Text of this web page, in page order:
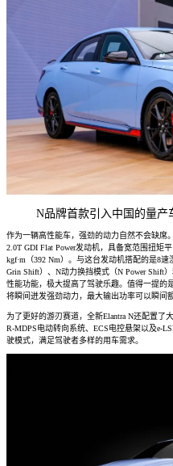
N品牌首款引入中国的量产
作为一辆高性能车，强劲的动力自然不会缺席
2.0T GDI Flat Power发动机，具备宽范围扭矩
kgf·m（392 Nm）。与这台发动机搭配的是8
Grin Shift）、N动力换挡模式（N Power Shift
性能功能，极大提高了驾驶乐趣。值得一提的
将瞬间迸发强劲动力，最大输出功率可以瞬间
为了更好的游刃赛道，全新Elantra N还配置了
R-MDPS电动转向系统、ECS电控悬架以及e-
驶模式，满足驾驶者多样的用车需求。